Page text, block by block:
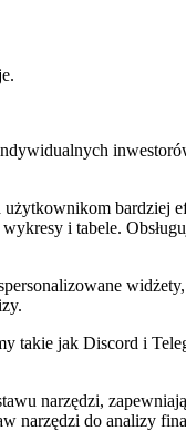
bardziej
i tabele.
takie jak Discord i
narzędzi,
narzędzi do analizy